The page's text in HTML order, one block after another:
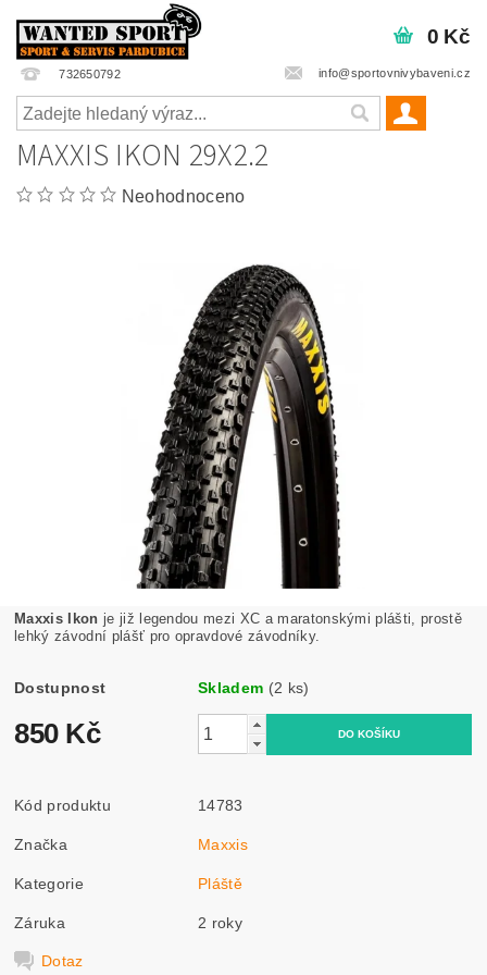
732650792 info@sportovnivybaveni.cz
0 Kč
MAXXIS IKON 29X2.2
Neohodnoceno
Maxxis Ikon je již legendou mezi XC a maratonskými plášti, prostě
lehký závodní plášť pro opravdové závodníky.
Dostupnost Skladem (2 ks)
850 Kč
Kód produktu 14783
Značka Maxxis
Kategorie Pláště
Záruka 2 roky
Dotaz